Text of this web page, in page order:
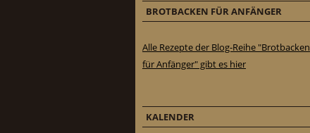
BROTBACKEN FÜR ANFÄNGER
Alle Rezepte der Blog-Reihe "Brotbacken
für Anfänger" gibt es hier
KALENDER